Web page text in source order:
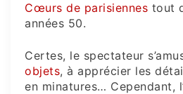
Cœurs de parisiennes tout
années 50.
Certes, le spectateur
objets, à apprécier les
en minatures… Cependant,